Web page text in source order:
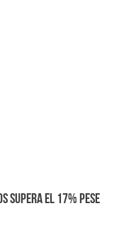
supera el 17% pese